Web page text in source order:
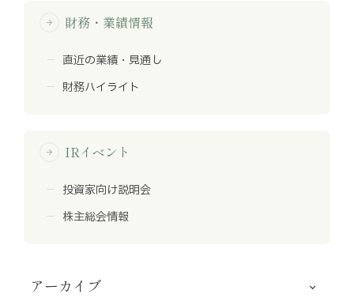
arrow_forward 財務・業績情報
直近の業績・見通し
財務ハイライト
arrow_forward IRイベント
投資家向け説明会
株主総会情報
アーカイブ